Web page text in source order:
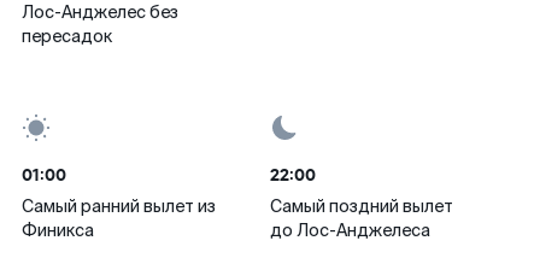
Лос-Анджелес без
пересадок
01:00
Самый ранний вылет из
Финикса
22:00
Самый поздний вылет
до Лос-Анджелеса